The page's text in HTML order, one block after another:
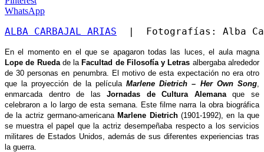
WhatsApp
ALBA CARBAJAL ARIAS |  Fotografías: Alba
En el momento en el que se apagaron todas las luces, el aula magna
Lope de Ruedade la Facultad de Filosofía y Letras albergaba alrededor
de 30 personas en penumbra. El motivo de esta expectación no era otro
que la proyección de la película Marlene Dietrich – Her Own Song
enmarcada dentro de lasJornadas de Cultura Alemanaque se
celebraron a lo largo de esta semana.
Este filme narra la obra biográfica
de la actriz germano-americana Marlene Dietrich(1901-1992), en la que
se muestra el papel que la actriz desempeñaba respecto a los servicios
militares de Estados Unidos, además de sus diferentes experiencias tras
la guerra.